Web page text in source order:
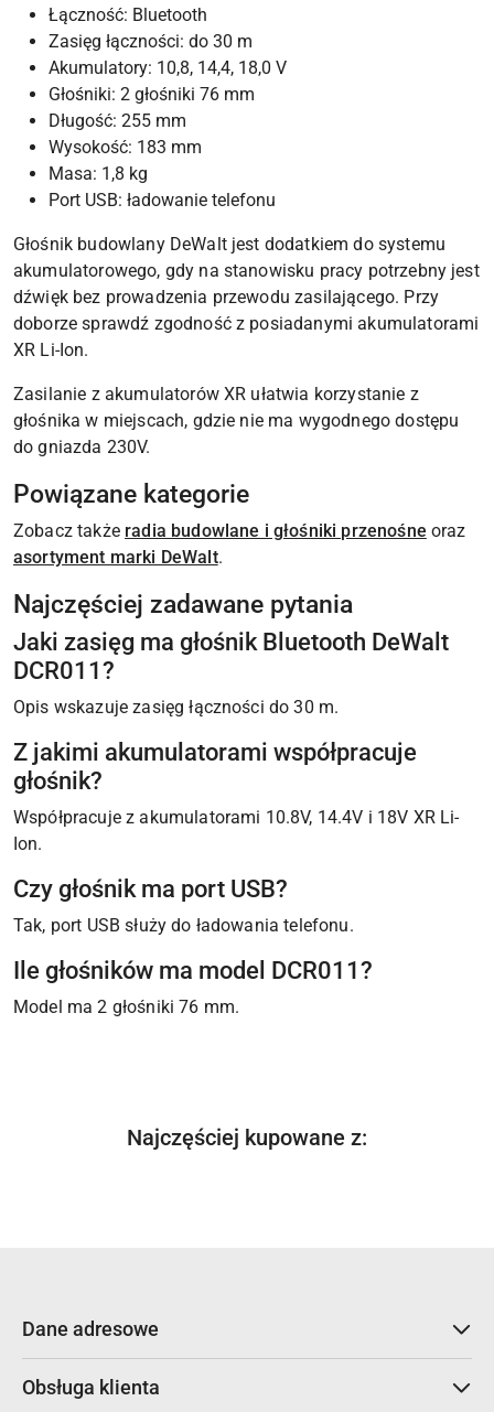
Łączność: Bluetooth
Zasięg łączności: do 30 m
Akumulatory: 10,8, 14,4, 18,0 V
Głośniki: 2 głośniki 76 mm
Długość: 255 mm
Wysokość: 183 mm
Masa: 1,8 kg
Port USB: ładowanie telefonu
Głośnik budowlany DeWalt jest dodatkiem do systemu
akumulatorowego, gdy na stanowisku pracy potrzebny jest
dźwięk bez prowadzenia przewodu zasilającego. Przy
doborze sprawdź zgodność z posiadanymi akumulatorami
XR Li-Ion.
Zasilanie z akumulatorów XR ułatwia korzystanie z
głośnika w miejscach, gdzie nie ma wygodnego dostępu
do gniazda 230V.
Powiązane kategorie
Zobacz także radia budowlane i głośniki przenośne oraz
asortyment marki DeWalt.
Najczęściej zadawane pytania
Jaki zasięg ma głośnik Bluetooth DeWalt
DCR011?
Opis wskazuje zasięg łączności do 30 m.
Z jakimi akumulatorami współpracuje
głośnik?
Współpracuje z akumulatorami 10.8V, 14.4V i 18V XR Li-
Ion.
Czy głośnik ma port USB?
Tak, port USB służy do ładowania telefonu.
Ile głośników ma model DCR011?
Model ma 2 głośniki 76 mm.
Pomiń karuzelę produktów
Produkty
Najczęściej kupowane z:
Dane adresowe
Obsługa klienta